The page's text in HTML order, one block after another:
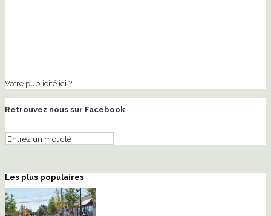
Votre publicité ici ?
Retrouvez nous sur Facebook
Les plus populaires